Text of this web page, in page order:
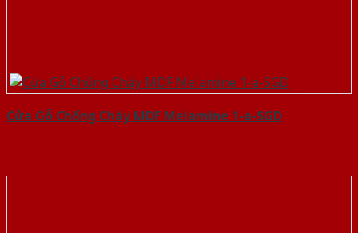
Cửa Gỗ Chống Cháy MDF Melamine 1-a-SGD